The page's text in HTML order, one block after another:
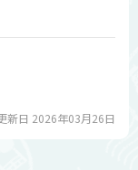
新日 2026年03月26日